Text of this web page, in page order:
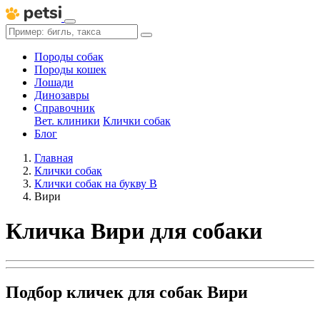
Породы собак
Породы кошек
Лошади
Динозавры
Справочник
Вет. клиники Клички собак
Блог
Главная
Клички собак
Клички собак на букву В
Вири
Кличка Вири для собаки
Подбор кличек для собак Вири